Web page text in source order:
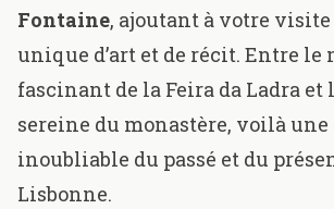
Fontaine, ajoutant à votre
unique d’art et de récit. Entre le
fascinant de la Feira da Ladra et
sereine du monastère, voilà
inoubliable du passé et du
Lisbonne.